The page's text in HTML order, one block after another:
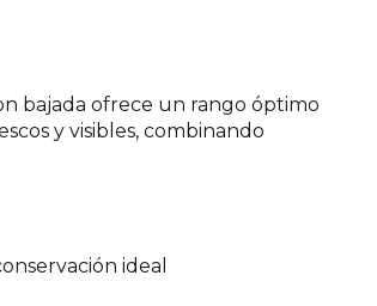
bajada ofrece un rango óptimo
y visibles, combinando
ideal